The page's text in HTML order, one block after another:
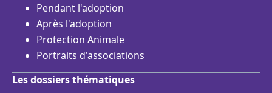
Pendant l'adoption
Après l'adoption
Protection Animale
Portraits d'associations
Les dossiers thématiques